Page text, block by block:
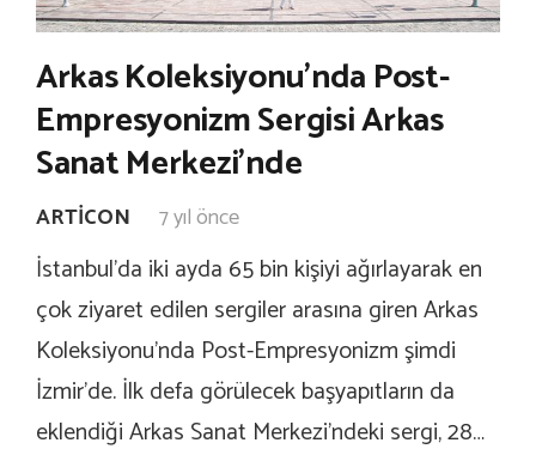
Arkas Koleksiyonu’nda Post-
Empresyonizm Sergisi Arkas
Sanat Merkezi’nde
ARTICON 7 yıl önce
İstanbul’da iki ayda 65 bin kişiyi ağırlayarak en
çok ziyaret edilen sergiler arasına giren Arkas
Koleksiyonu’nda Post-Empresyonizm şimdi
İzmir’de. İlk defa görülecek başyapıtların da
eklendiği Arkas Sanat Merkezi’ndeki sergi, 28…